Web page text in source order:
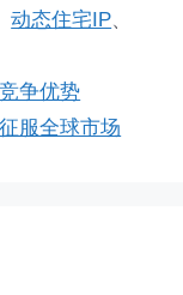
动态住宅IP、
争优势
服全球市场